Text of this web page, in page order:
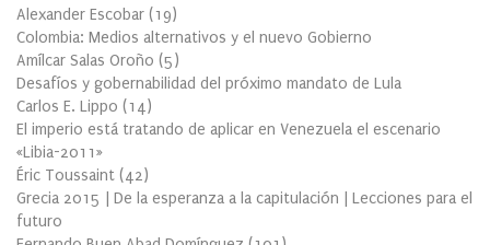
Alexander Escobar (19)
Colombia: Medios alternativos y el nuevo Gobierno
Amílcar Salas Oroño (5)
Desafíos y gobernabilidad del próximo mandato de Lula
Carlos E. Lippo (14)
El imperio está tratando de aplicar en Venezuela el escenario
«Libia-2011»
Éric Toussaint (42)
Grecia 2015 | De la esperanza a la capitulación | Lecciones para el
futuro